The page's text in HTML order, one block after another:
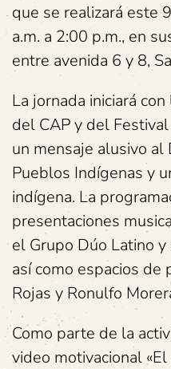
que se realizará este
a.m. a 2:00 p.m., en
entre avenida 6 y 8,
La jornada iniciará
del CAP y del
un mensaje alusivo
Pueblos Indígenas y
indígena. La
presentaciones
el Grupo Dúo Latino
así como espacios de
Rojas y Ronulfo
Como parte de la
video motivacional